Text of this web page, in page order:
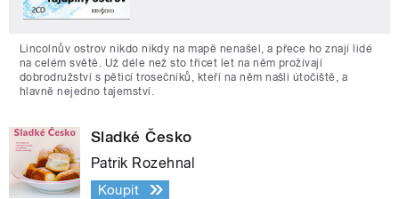
Lincolnův ostrov nikdo nikdy na mapě nenašel, a přece ho znají lidé
na celém světě. Už déle než sto třicet let na něm prožívají
dobrodružství s pěticí trosečníků, kteří na něm našli útočiště, a
hlavně nejedno tajemství.
Sladké Česko
Patrik Rozehnal
Koupit